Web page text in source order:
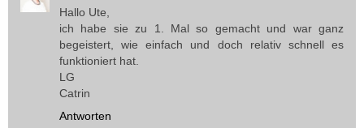
Hallo Ute,
ich habe sie zu 1. Mal so gemacht und war ganz
begeistert, wie einfach und doch relativ schnell es
funktioniert hat.
LG
Catrin
Antworten